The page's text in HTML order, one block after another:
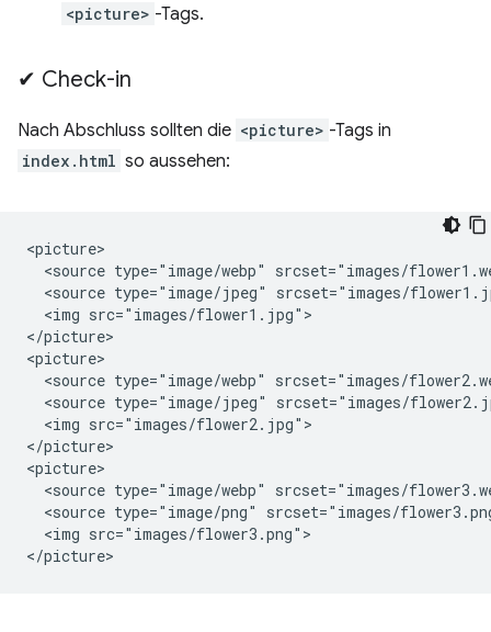
<picture> -Tags.
✔︎ Check-in
Nach Abschluss sollten die <picture> -Tags in
index.html so aussehen:
<picture>
<source type="image/webp" srcset="images/
<source type="image/jpeg" srcset="images/
  <img src="images/flower1.jpg">
</picture>
<picture>
<source type="image/webp" srcset="images/
<source type="image/jpeg" srcset="images/
  <img src="images/flower2.jpg">
</picture>
<picture>
<source type="image/webp" srcset="images/
<source type="image/png" srcset="images/
  <img src="images/flower3.png">